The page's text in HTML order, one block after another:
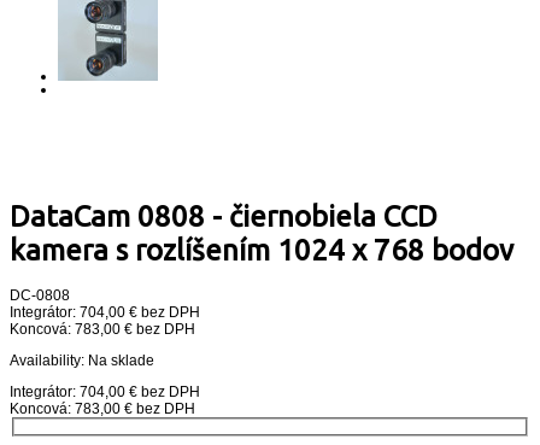
DataCam 0808 - čiernobiela CCD
kamera s rozlíšením 1024 x 768 bodov
DC-0808
Integrátor: 704,00 € bez DPH
Koncová: 783,00 € bez DPH
Availability: Na sklade
Integrátor: 704,00 € bez DPH
Koncová: 783,00 € bez DPH